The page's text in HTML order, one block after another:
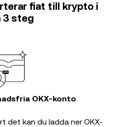
fiat till krypto i
3 steg
OKX-konto
det kan du ladda ner OKX-